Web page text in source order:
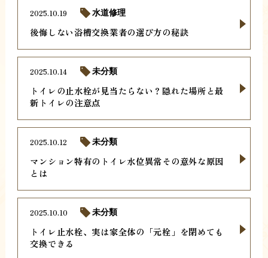
後悔しない浴槽交換業者の選び方の秘訣
2025.10.19 水道修理
トイレの止水栓が見当たらない？隠れた場所と最
新トイレの注意点
2025.10.14 未分類
マンション特有のトイレ水位異常その意外な原因
とは
2025.10.12 未分類
トイレ止水栓、実は家全体の「元栓」を閉めても
交換できる
2025.10.10 未分類